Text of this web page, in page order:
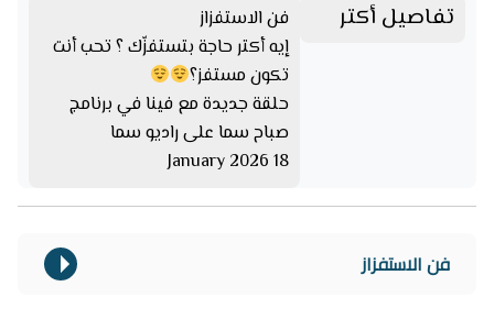
تفاصيل أكتر
فن الاستفزاز
إيه أكتر حاجة بتستفزّك ؟ تحب أنت
تكون مستفز؟
حلقة جديدة مع فينا في برنامج
صباح سما على راديو سما
18 January 2026
فن الاستفزاز